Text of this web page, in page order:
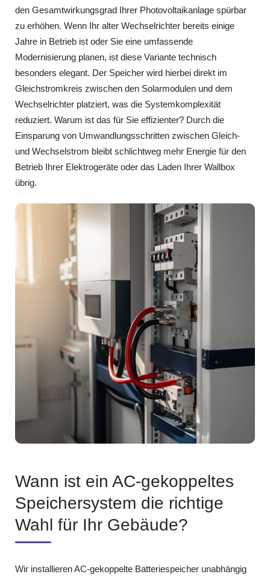
Wann ist ein AC-gekoppeltes
Speichersystem die richtige
Wahl für Ihr Gebäude?
Wir installieren AC-gekoppelte Batteriespeicher unabhängig
den Gesamtwirkungsgrad Ihrer Photovoltaikanlage spürbar
zu erhöhen. Wenn Ihr alter Wechselrichter bereits einige
Jahre in Betrieb ist oder Sie eine umfassende
Modernisierung planen, ist diese Variante technisch
besonders elegant. Der Speicher wird hierbei direkt im
Gleichstromkreis zwischen den Solarmodulen und dem
Wechselrichter platziert, was die Systemkomplexität
reduziert. Warum ist das für Sie effizienter? Durch die
Einsparung von Umwandlungsschritten zwischen Gleich-
und Wechselstrom bleibt schlichtweg mehr Energie für den
Betrieb Ihrer Elektrogeräte oder das Laden Ihrer Wallbox
übrig.